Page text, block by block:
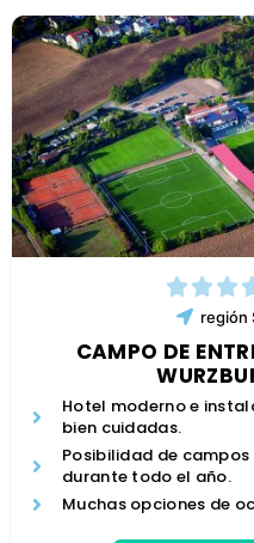
región
CAMPO DE
Hotel moderno e
bien cuidadas.
Posibilidad de
durante todo el año.
Muchas opciones de